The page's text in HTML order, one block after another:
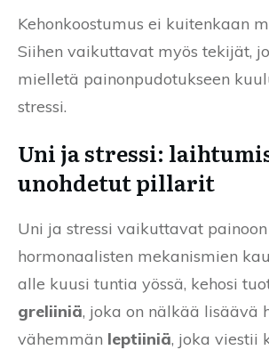
Kehonkoostumus ei kuitenkaan
Siihen vaikuttavat myös tekijät,
mielletä painonpudotukseen
stressi.
Uni ja stressi:
unohdetut pillarit
Uni ja stressi vaikuttavat
hormonaalisten mekanismien
alle kuusi tuntia yössä, kehosi
greliiniä, joka on nälkää lisäävä
vähemmän leptiiniä, joka viestii